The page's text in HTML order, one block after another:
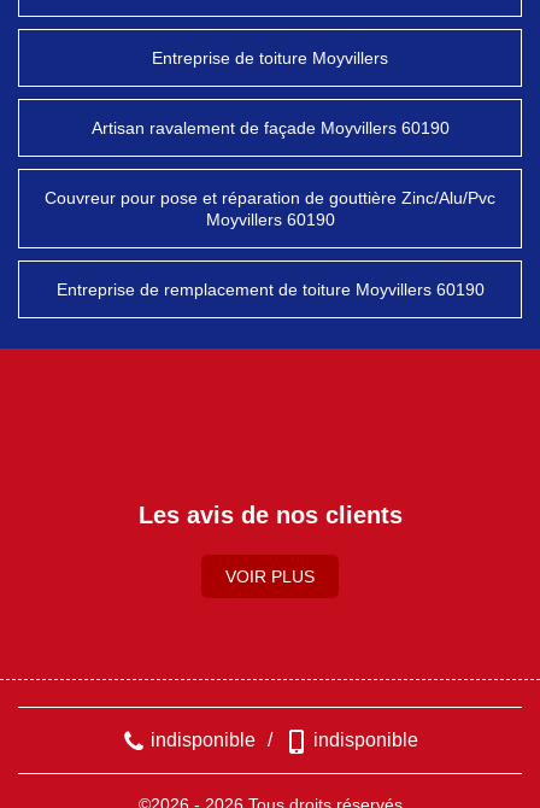
Entreprise de toiture Moyvillers
Artisan ravalement de façade Moyvillers 60190
Couvreur pour pose et réparation de gouttière Zinc/Alu/Pvc
Moyvillers 60190
Entreprise de remplacement de toiture Moyvillers 60190
Les avis de nos clients
VOIR PLUS
indisponible / indisponible